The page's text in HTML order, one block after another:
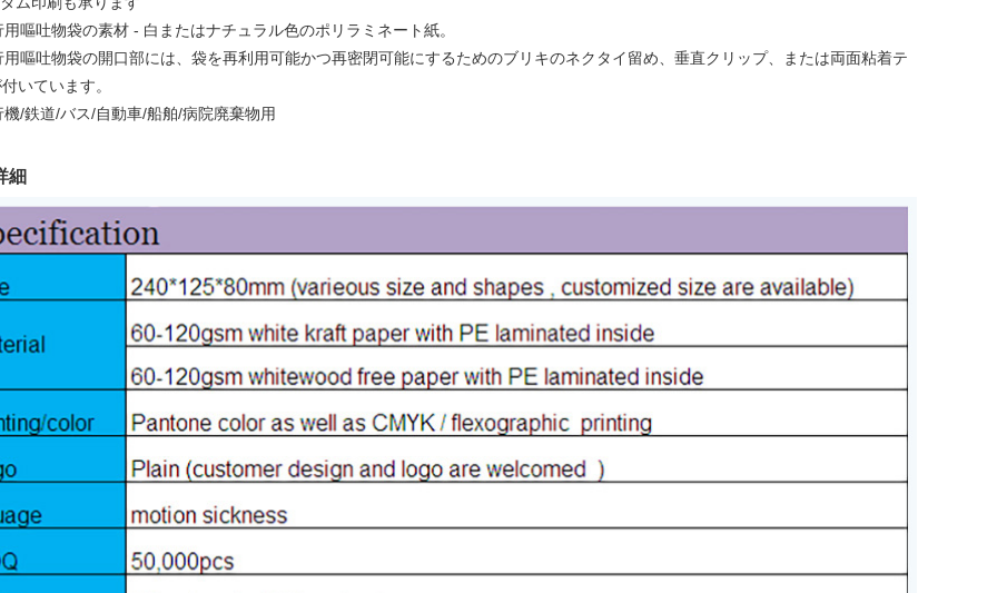
嘔吐物袋の素材 - 白またはナチュラル色のポリラミネート紙。
用嘔吐物袋の開口部には、袋を再利用可能かつ再密閉可能にするためのブリキのネクタイ留め、垂直クリップ、または両面粘着テ
いています。
機/鉄道/バス/自動車/船舶/病院廃棄物用
細